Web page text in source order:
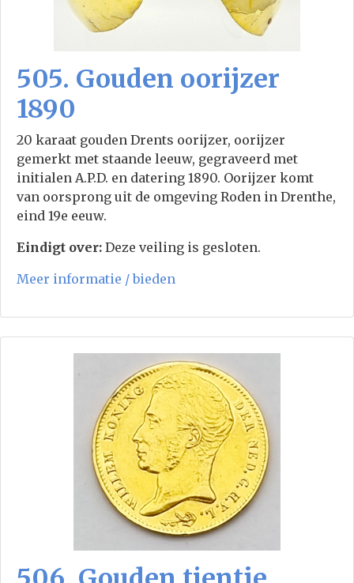
505. Gouden oorijzer
1890
20 karaat gouden Drents oorijzer, oorijzer
gemerkt met staande leeuw, gegraveerd met
initialen A.P.D. en datering 1890. Oorijzer komt
van oorsprong uit de omgeving Roden in Drenthe,
eind 19e eeuw.
Eindigt over: Deze veiling is gesloten.
Meer informatie / bieden